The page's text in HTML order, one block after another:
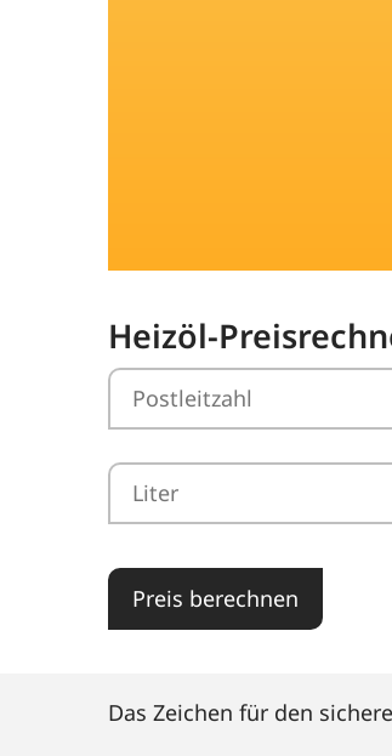
Heizöl-
Preis berechnen
Das Zeichen für den